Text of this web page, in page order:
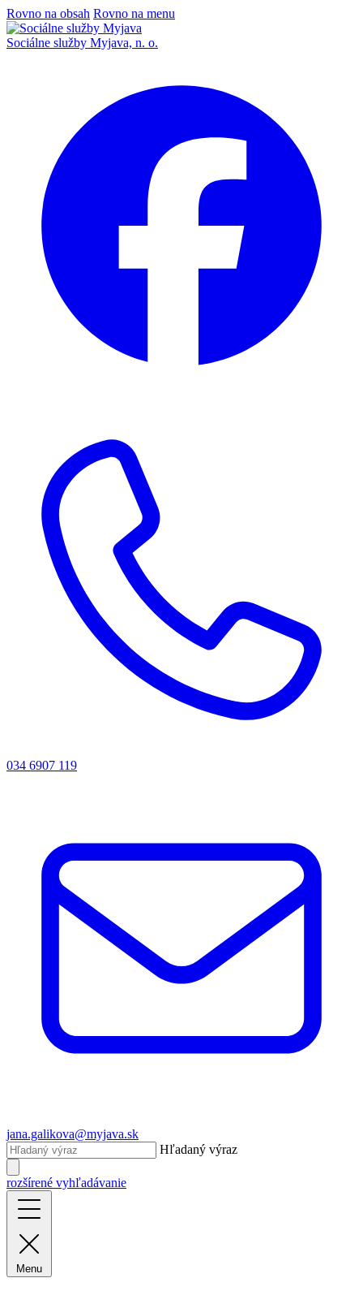
Rovno na obsah Rovno na menu
Sociálne služby Myjava, n. o.
034 6907 119
jana.galikova@myjava.sk
Hľadaný výraz
rozšírené vyhľadávanie
Menu